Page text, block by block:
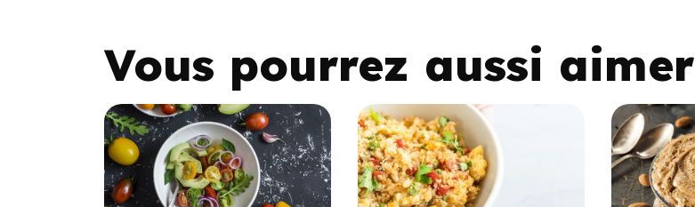
Vous pourrez aussi aimer